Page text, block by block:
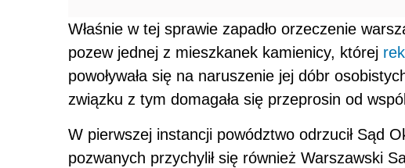
Właśnie w tej sprawie zapadło orzeczenie
pozew jednej z mieszkanek kamienicy, której
powoływała się na naruszenie jej dóbr
związku z tym domagała się przeprosin od
W pierwszej instancji powództwo odrzucił Sąd
pozwanych przychylił się również Warszawski